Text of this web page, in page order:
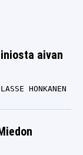
aivan
LASSE HONKANEN